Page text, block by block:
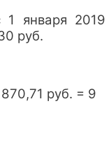
января 2019
руб.
руб. = 9